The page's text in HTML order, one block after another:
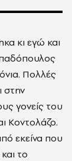
κι εγώ και
Πολλές
στην
γονείς του
Κοντολάζο.
εκείνα που
το